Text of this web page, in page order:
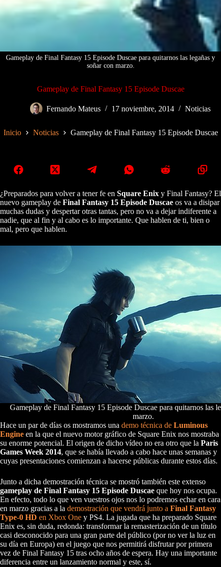
Gameplay de Final Fantasy 15 Episode Duscae para quitarnos las legañas y
soñar con marzo.
Gameplay de Final Fantasy 15 Episode Duscae
Fernando Mateus 17 noviembre, 2014 Noticias
Inicio Noticias Gameplay de Final Fantasy 15 Episode Duscae
¿Preparados para volver a tener fe en Square Enix y Final Fantasy? El
nuevo gameplay de Final Fantasy 15 Episode Duscae os va a disipar
muchas dudas y despertar otras tantas, pero no va a dejar indiferente a
nadie, que al fin y al cabo es lo importante. Que hablen de ti, bien o
mal, pero que hablen.
Gameplay de Final Fantasy 15 Episode Duscae para quitarnos las
marzo.
Hace un par de días os mostramos una demo técnica de Luminous
Engine en la que el nuevo motor gráfico de Square Enix nos mostraba
su enorme potencial. El origen de dicho vídeo no era otro que la Paris
Games Week 2014, que se había llevado a cabo hace unas semanas y
cuyas presentaciones comienzan a hacerse públicas durante estos días.
Junto a dicha demostración técnica se mostró también este extenso
gameplay de Final Fantasy 15 Episode Duscae que hoy nos ocupa.
En efecto, todo lo que ven vuestros ojos nos lo podremos echar en cara
en marzo gracias a la demostración que vendrá junto a Final Fantasy
Type-0 HD en Xbox One y PS4. La jugada que ha preparado Square
Enix es, sin duda, redonda: transformar la remasterización de un título
casi desconocido para una gran parte del público (por no ver la luz en
su día en Europa) en el juego que nos permitirá disfrutar por primera
vez de Final Fantasy 15 tras ocho años de espera. Hay una importante
diferencia entre un lanzamiento normal y este, sí.